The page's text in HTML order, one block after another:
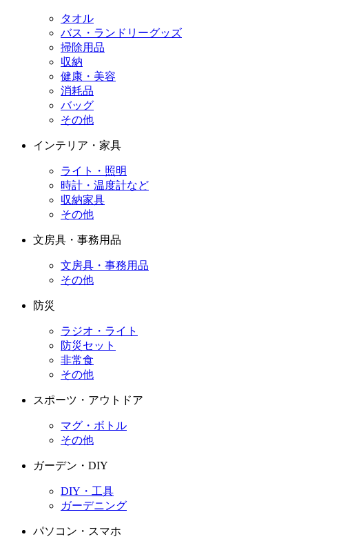
タオル
バス・ランドリーグッズ
掃除用品
収納
健康・美容
消耗品
バッグ
その他
インテリア・家具
ライト・照明
時計・温度計など
収納家具
その他
文房具・事務用品
文房具・事務用品
その他
防災
ラジオ・ライト
防災セット
非常食
その他
スポーツ・アウトドア
マグ・ボトル
その他
ガーデン・DIY
DIY・工具
ガーデニング
パソコン・スマホ